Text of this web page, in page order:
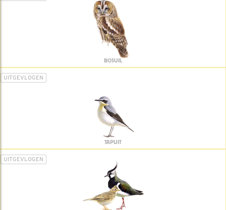
BOSUIL
UITGEVLOGEN
TAPUIT
UITGEVLOGEN